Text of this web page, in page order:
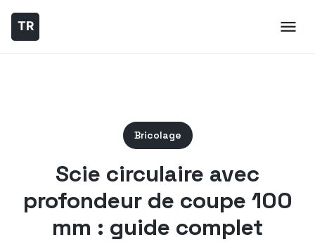
Bricolage
Scie circulaire avec
profondeur de coupe 100
mm : guide complet